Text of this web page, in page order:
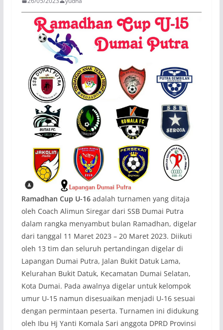
Ramadhan Cup U-16adalah turnamen yang ditaja
oleh Coach Alimun Siregar dari SSB Dumai Putra
dalam rangka menyambut bulan Ramadhan, digelar
dari tanggal 11 Maret 2023 – 20 Maret 2023. Diikuti
oleh 13 tim dan seluruh pertandingan digelar di
Lapangan Dumai Putra, Jalan Bukit Datuk Lama,
Kelurahan Bukit Datuk, Kecamatan Dumai Selatan,
Kota Dumai. Pada awalnya digelar untuk kelompok
umur U-15 namun disesuaikan menjadi U-16 sesuai
dengan permintaan peserta. Turnamen ini didukung
oleh Ibu Hj Yanti Komala Sari anggota DPRD Provinsi